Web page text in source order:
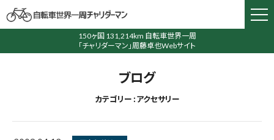
150ヶ国 131,214km 自転車世界一周
「チャリダーマン」周藤卓也Webサイト
ブログ
カテゴリー : アクセサリー